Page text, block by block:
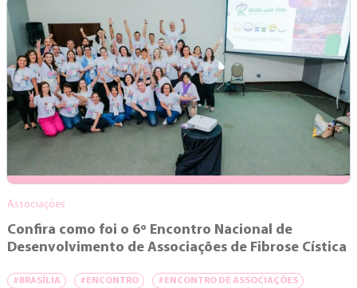
Associações
Confira como foi o 6º Encontro Nacional de
Desenvolvimento de Associações de Fibrose Cística
#BRASÍLIA #ENCONTRO #ENCONTRO DE ASSOCIAÇÕES